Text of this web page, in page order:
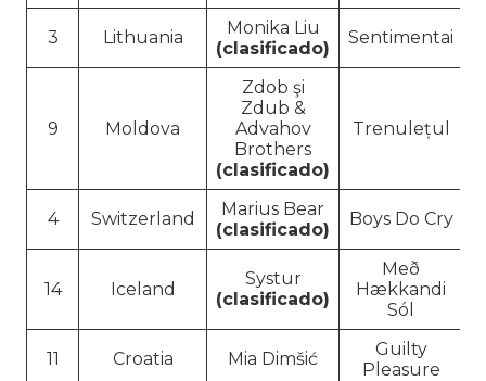
3 Lithuania
Monika Liu
(clasificado)
Sentimentai
9 Moldova
Zdob şi
Zdub &
Advahov
Brothers
(clasificado)
Trenulețul
4 Switzerland
Marius Bear
(clasificado)
Boys Do Cry
14 Iceland
Systur
(clasificado)
Með
Hækkandi
Sól
11 Croatia Mia Dimšić
Guilty
Pleasure